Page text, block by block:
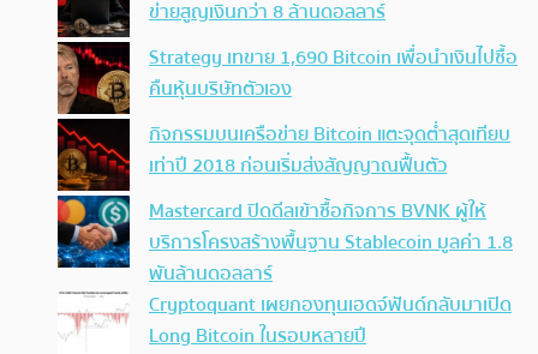
ข่ายสูญเงินกว่า 8 ล้านดอลลาร์
Strategy เทขาย 1,690 Bitcoin เพื่อนำเงินไปซื้อ
คืนหุ้นบริษัทตัวเอง
กิจกรรมบนเครือข่าย Bitcoin แตะจุดต่ำสุดเทียบ
เท่าปี 2018 ก่อนเริ่มส่งสัญญาณฟื้นตัว
Mastercard ปิดดีลเข้าซื้อกิจการ BVNK ผู้ให้
บริการโครงสร้างพื้นฐาน Stablecoin มูลค่า 1.8
พันล้านดอลลาร์
Cryptoquant เผยกองทุนเฮดจ์ฟันด์กลับมาเปิด
Long Bitcoin ในรอบหลายปี